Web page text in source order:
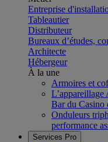
Entreprise
Tableautier
Distributeur
Bureaux d’études,
Architecte
Hébergeur
À la une
Armoires et
Bar du Casino
Onduleurs
performance
Services Pro